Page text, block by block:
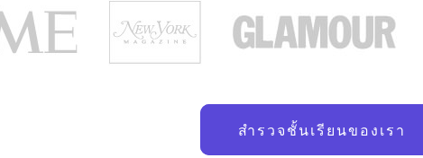
สำรวจชั้นเรียนของเรา